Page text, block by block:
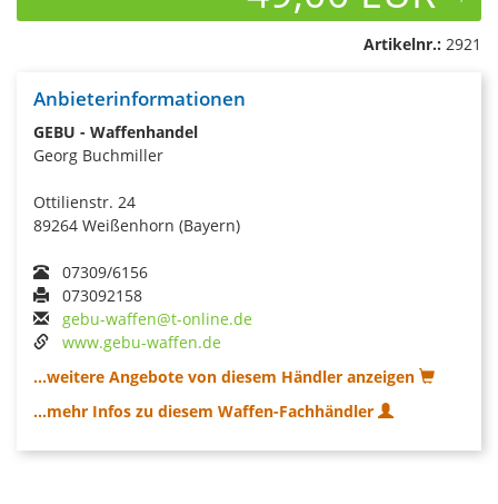
Artikelnr.: 2921
Anbieterinformationen
GEBU - Waffenhandel
Georg Buchmiller
Ottilienstr. 24
89264 Weißenhorn (Bayern)
07309/6156
073092158
gebu-waffen@t-online.de
www.gebu-waffen.de
...weitere Angebote von diesem Händler anzeigen
...mehr Infos zu diesem Waffen-Fachhändler